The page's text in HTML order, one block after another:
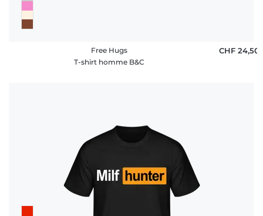
Free Hugs
T-shirt homme B&C
CHF 24,50